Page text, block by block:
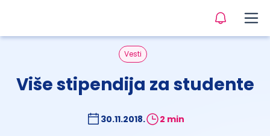
Vesti
Više stipendija za studente
30.11.2018. 2 min